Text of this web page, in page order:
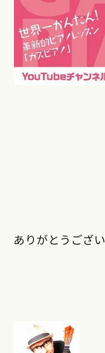
ありがとうござい